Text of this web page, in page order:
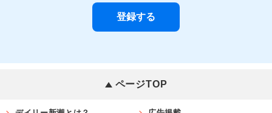
ページTOP